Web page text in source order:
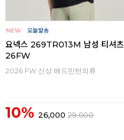
요넥스 269TR013M 남성 티셔츠
26FW
2026 FW 신상 배드민턴의류
10% 26,000 29,000